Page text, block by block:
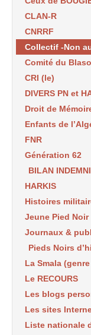
CLAN-R
CNRRF
Collectif -Non
Comité du
CRI (le)
DIVERS PN et
Droit de
Enfants de
FNR
Génération 62
BILAN
HARKIS
Histoires
Jeune Pied Noir
Journaux &
Pieds Noirs
La Smala
Le RECOURS
Les blogs
Les sites
Liste nationale